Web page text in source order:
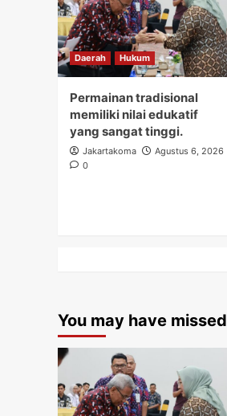
Daerah Hukum
Permainan tradisional
memiliki nilai edukatif
yang sangat tinggi.
Jakartakoma
Agustus 6, 2026
0
You may have missed